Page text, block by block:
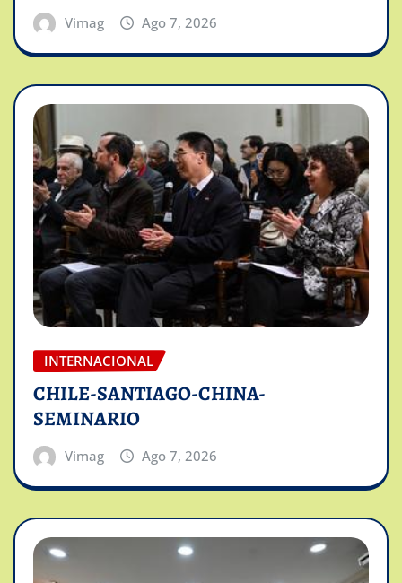
Vimag Ago 7, 2026
INTERNACIONAL
CHILE-SANTIAGO-CHINA-
SEMINARIO
Vimag Ago 7, 2026